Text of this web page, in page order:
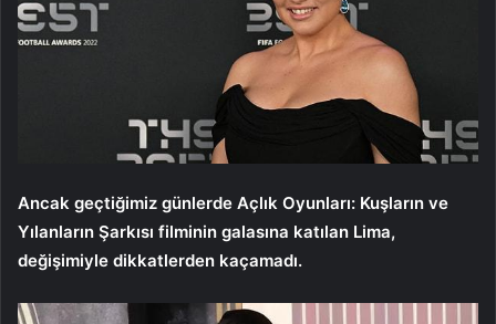
Ancak geçtiğimiz günlerde Açlık Oyunları: Kuşların ve
Yılanların Şarkısı filminin galasına katılan Lima,
değişimiyle dikkatlerden kaçamadı.